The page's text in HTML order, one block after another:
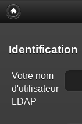
Identification
Votre nom
d'utilisateur
LDAP